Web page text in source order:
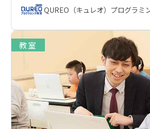
QUREO（キュレオ）プログラミ
教室